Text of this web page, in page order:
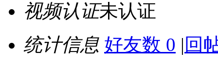
视频认证未认证
统计信息 好友数 0 | 回